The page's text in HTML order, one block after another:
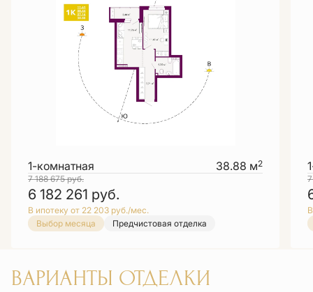
1-комнатная 38.88 м2
7 188 675руб.
6 182 261 руб.
В ипотеку от 22 203 руб./мес.
Выбор месяца
Предчистовая отделка
ВАРИАНТЫ ОТДЕЛКИ